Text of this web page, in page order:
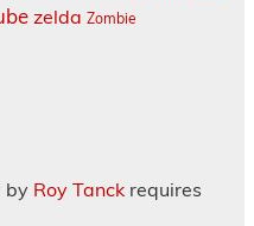
zelda Zombie
by Roy Tanckrequires